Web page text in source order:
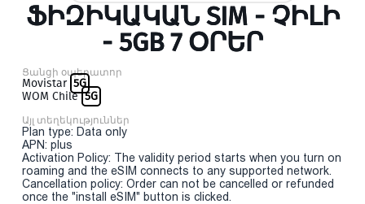
ՖԻԶԻԿԱԿԱՆ SIM - ՉԻԼԻ
- 5GB 7 ՕՐԵՐ
Ցանցի օպերատոր
Movistar 5G
WOM Chile 5G
Այլ տեղեկություններ
Plan type: Data only
APN: plus
Activation Policy: The validity period starts when you turn on
roaming and the eSIM connects to any supported network.
Cancellation policy: Order can not be cancelled or refunded
once the "install eSIM" button is clicked.